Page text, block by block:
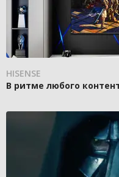
HISENSE
В ритме любого